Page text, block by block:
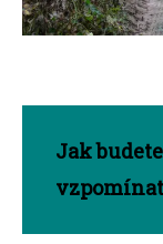
Jak
vzpomínat